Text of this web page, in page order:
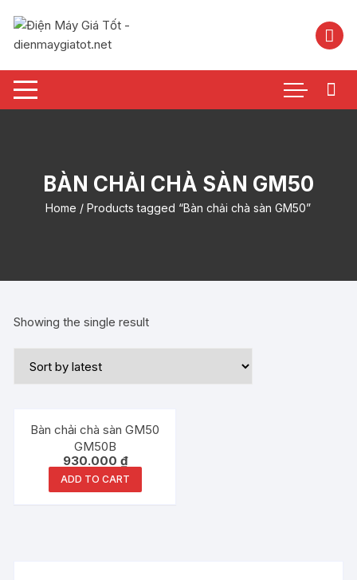
nội
BÀN CHẢI CHÀ SÀN GM50
Home / Products tagged “Bàn chải chà sàn GM50”
Showing the single result
Bàn chải chà sàn GM50
GM50B
930.000 ₫
ADD TO CART